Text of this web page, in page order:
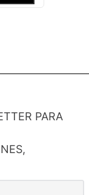
PARA